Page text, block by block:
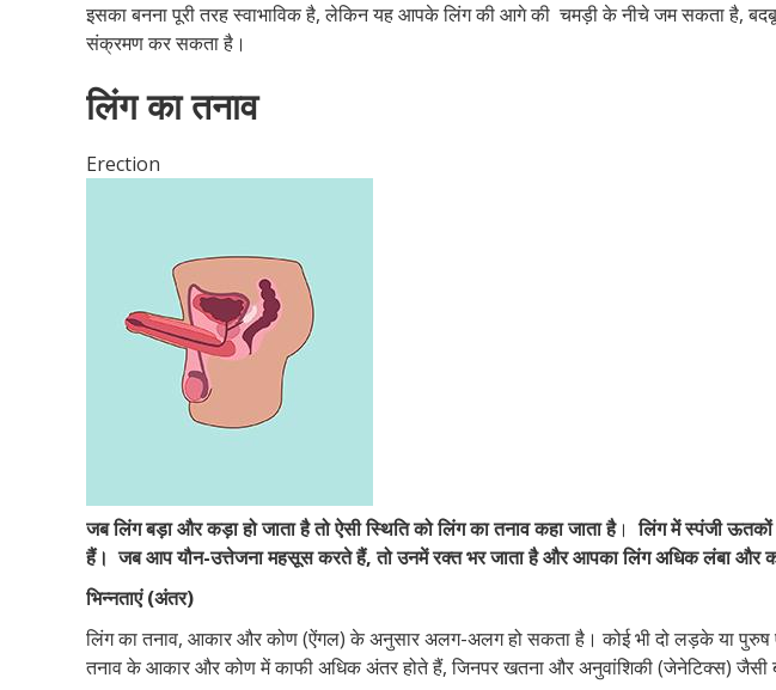
इसका बनना पूरी तरह स्वाभाविक है, लेकिन यह आपके लिंग की आगे की चमड़ी के नीचे जम सकता है,
संक्रमण कर सकता है।
लिंग का तनाव
Erection
जब लिंग बड़ा और कड़ा हो जाता है तो ऐसी स्थिति को लिंग का तनाव कहा जाता है।लिंग में स्पंजी ऊतकों
हैं। जब आप यौन-उत्तेजना महसूस करते हैं, तो उनमें रक्त भर जाता है और आपका लिंग अधिक लंबा और
भिन्नताएं (अंतर)
लिंग का तनाव, आकार और कोण (ऐंगल) के अनुसार अलग-अलग हो सकता है। कोई भी दो लड़के या
तनाव के आकार और कोण में काफी अधिक अंतर होते हैं, जिनपर खतना और अनुवांशिकी (जेनेटिक्स) जैसी